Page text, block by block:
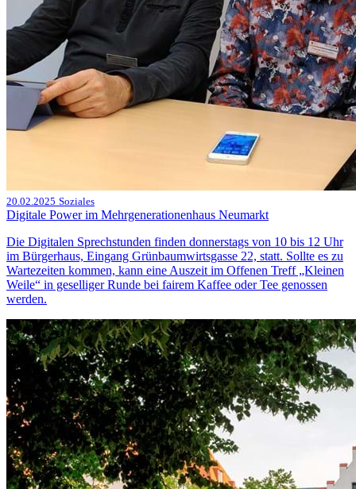
20.02.2025 Soziales
Digitale Power im Mehrgenerationenhaus Neumarkt
Die Digitalen Sprechstunden finden donnerstags von 10 bis 12 Uhr
im Bürgerhaus, Eingang Grünbaumwirtsgasse 22, statt. Sollte es zu
Wartezeiten kommen, kann eine Auszeit im Offenen Treff „Kleinen
Weile“ in geselliger Runde bei fairem Kaffee oder Tee genossen
werden.